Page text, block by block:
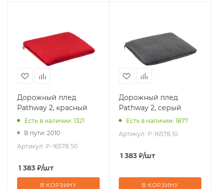
Дорожный плед
Pathway 2, красный
Есть в наличии: 1321
В пути: 2010
Артикул: P-16578.50
1 383 ₽/шт
В КОРЗИНУ
Дорожный плед
Pathway 2, серый
Есть в наличии: 1877
Артикул: P-16578.10
1 383 ₽/шт
В КОРЗИНУ